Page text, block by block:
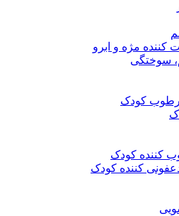
و ابرو
کودک
کودک